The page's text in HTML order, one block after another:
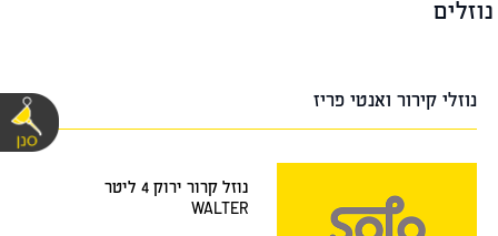
נוזלים
נוזלי קירור ואנטי פריז
נוזל קרור ירוק 4 ליטר
WALTER